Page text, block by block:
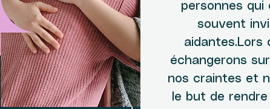
personnes
souvent
aidantes.Lors
échangerons
nos craintes et
le but de